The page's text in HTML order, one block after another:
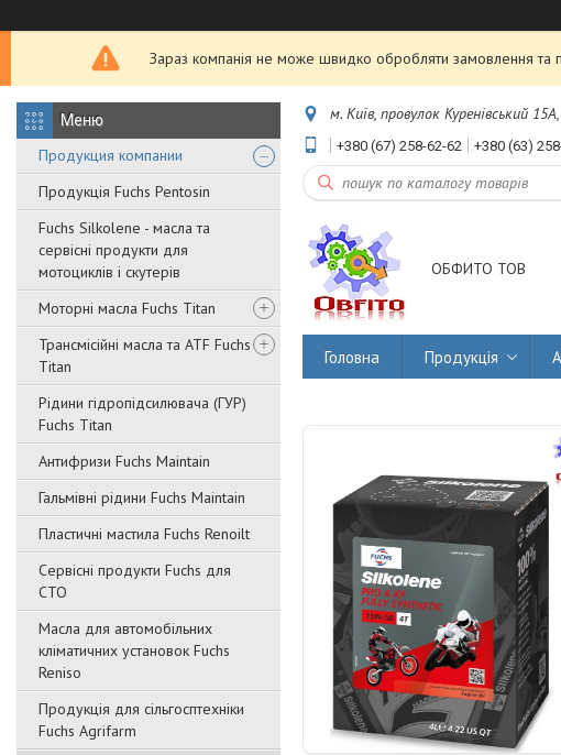
Зараз компанія не може швидко обробляти замовлення та
Продукция компании
Продукція Fuchs Pentosin
Fuchs Silkolene - масла та
сервісні продукти для
мотоциклів і скутерів
Моторні масла Fuchs Titan
Трансмісійні масла та ATF Fuchs
Titan
Рідини гідропідсилювача (ГУР)
Fuchs Titan
Антифризи Fuchs Maintain
Гальмівні рідини Fuchs Maintain
Пластичні мастила Fuchs Renoilt
Сервісні продукти Fuchs для
СТО
Масла для автомобільних
кліматичних установок Fuchs
Reniso
Продукція для сільгосптехніки
Fuchs Agrifarm
м. Київ, провулок Куренівський
+380 (67) 258-62-62 +380 (63)
ОБФИТО ТОВ
Головна Продукція